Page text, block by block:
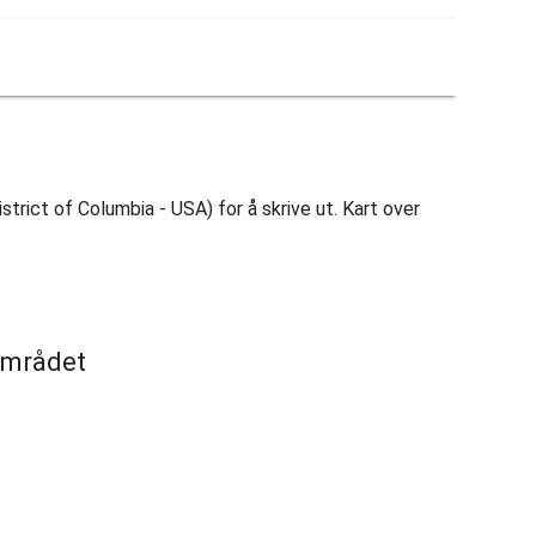
of Columbia - USA) for å skrive ut. Kart over